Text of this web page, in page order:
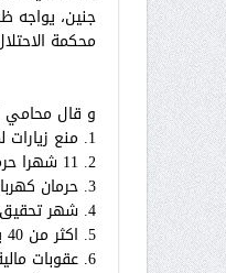
جنين، يواجه
محكمة الاحتلال الإسرائيلية حينها
و قال محامي
1. منع زيارات لمدة 11 شهرا.
2. 11 شهرا حرمان كانتين.
3. حرمان كهربائيات مدة 8 شهور.
4. شهر تحقيق بمركز تحقيق جلمة.
5. اكثر من 40 يوم أمضاها في الزنازين.
6. عقوبات مالية كثيرة.